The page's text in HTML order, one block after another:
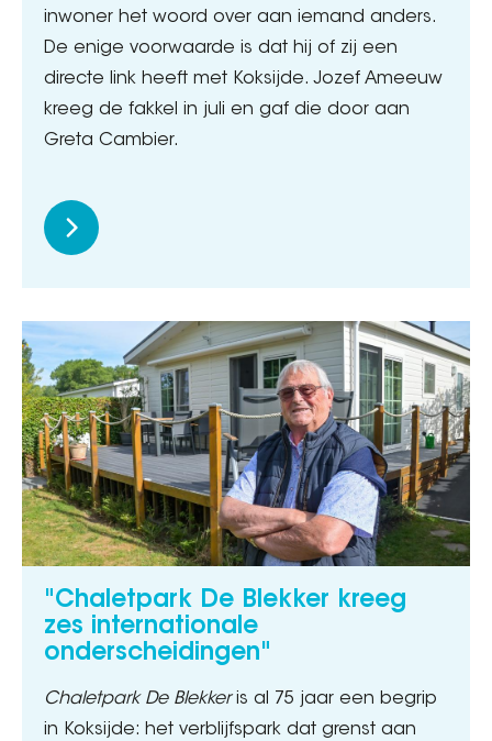
inwoner het woord over aan iemand anders.
De enige voorwaarde is dat hij of zij een
directe link heeft met Koksijde. Jozef Ameeuw
kreeg de fakkel in juli en gaf die door aan
Greta Cambier.
"Chaletpark De Blekker kreeg
zes internationale
onderscheidingen"
Chaletpark De Blekkeris al 75 jaar een begrip
in Koksijde: het verblijfspark dat grenst aan